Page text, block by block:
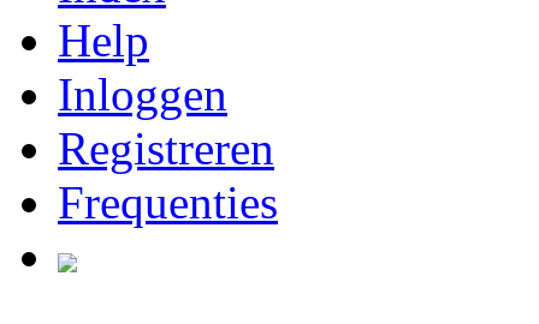
Help
Inloggen
Registreren
Frequenties